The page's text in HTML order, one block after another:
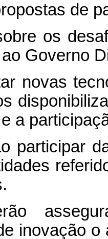
de
os
Governo
novas
a
participar
inovação